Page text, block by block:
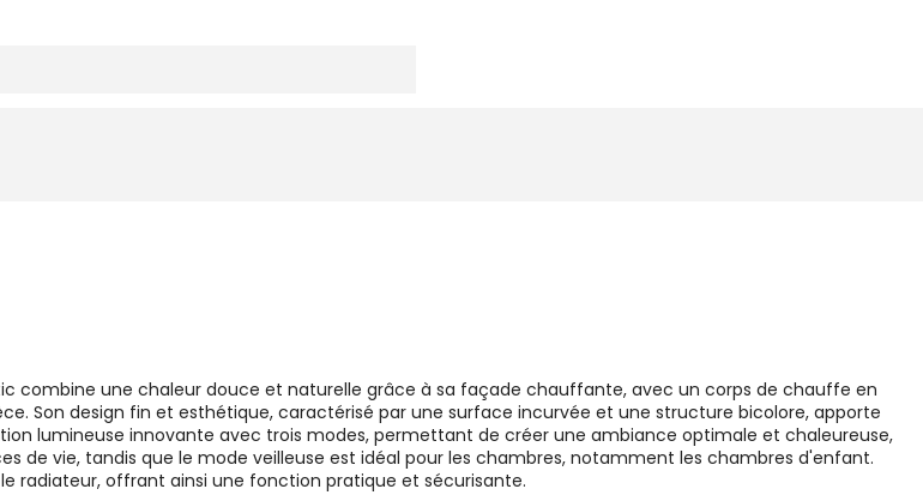
combine une chaleur douce et naturelle grâce à sa façade chauffante, avec un corps de chauffe en
Son design fin et esthétique, caractérisé par une surface incurvée et une structure bicolore, apporte
lumineuse innovante avec trois modes, permettant de créer une ambiance optimale et chaleureuse,
de vie, tandis que le mode veilleuse est idéal pour les chambres, notamment les chambres d'enfant.
radiateur, offrant ainsi une fonction pratique et sécurisante.